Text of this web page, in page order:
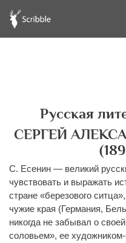
Русская
СЕРГЕЙ
С. Есенин — великий
чувствовать и выражать
стране «березового
чужие края (Германия,
никогда не забывал о
соловьем», ее